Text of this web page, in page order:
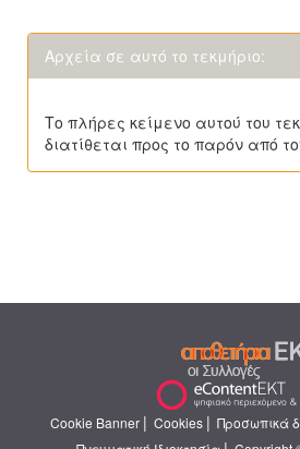
Αρχεία σε αυτό το τεκμήριο:
Το πλήρες κείμενο αυτού του
διατίθεται προς το παρόν από
Cookie Banner | Cookies | Προσωπικά